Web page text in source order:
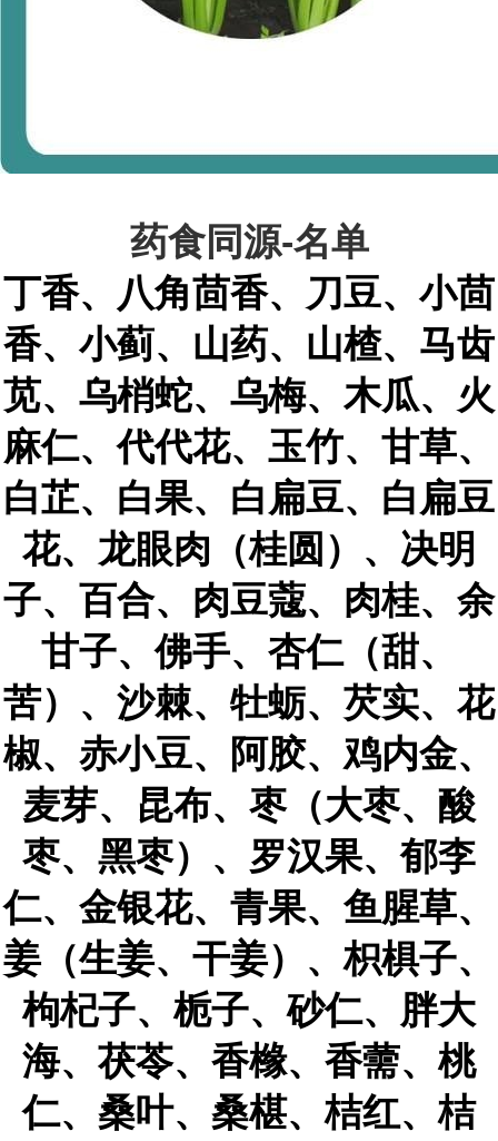
药食同源-名单
丁香、八角茴香、刀豆、小茴
香、小蓟、山药、山楂、马齿
苋、乌梢蛇、乌梅、木瓜、火
麻仁、代代花、玉竹、甘草、
白芷、白果、白扁豆、白扁豆
花、龙眼肉（桂圆）、决明
子、百合、肉豆蔻、肉桂、余
甘子、佛手、杏仁（甜、
苦）、沙棘、牡蛎、芡实、花
椒、赤小豆、阿胶、鸡内金、
麦芽、昆布、枣（大枣、酸
枣、黑枣）、罗汉果、郁李
仁、金银花、青果、鱼腥草、
姜（生姜、干姜）、枳椇子、
枸杞子、栀子、砂仁、胖大
海、茯苓、香橼、香薷、桃
仁、桑叶、桑椹、桔红、桔